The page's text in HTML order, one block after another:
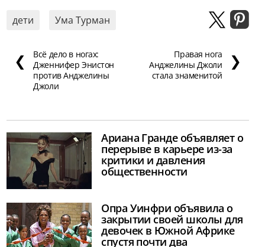
дети Ума Турман
❮
Всё дело в ногах:
Дженнифер Энистон
против Анджелины
Джоли
Правая нога
Анджелины Джоли
стала знаменитой
❯
Ариана Гранде объявляет о
перерыве в карьере из-за
критики и давления
общественности
Опра Уинфри объявила о
закрытии своей школы для
девочек в Южной Африке
спустя почти два